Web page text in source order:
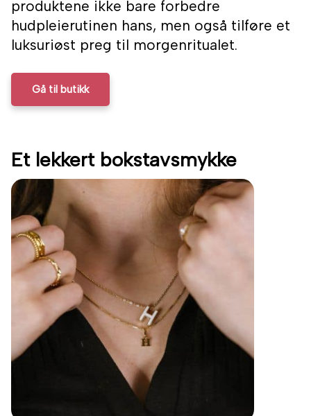
produktene ikke bare forbedre
hudpleierutinen hans, men også tilføre et
luksuriøst preg til morgenritualet.
Gå til butikk
Et lekkert bokstavsmykke